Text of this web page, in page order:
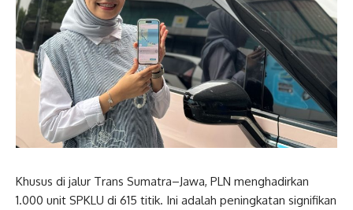
Khusus di jalur Trans Sumatra–Jawa, PLN menghadirkan
1.000 unit SPKLU di 615 titik. Ini adalah peningkatan signifikan